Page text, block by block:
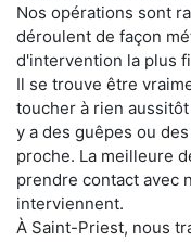
Nos opérations sont
déroulent de façon
d'intervention la plus
Il se trouve être
toucher à rien
y a des guêpes ou
proche. La meilleure
prendre contact avec
interviennent.
À Saint-Priest, nous